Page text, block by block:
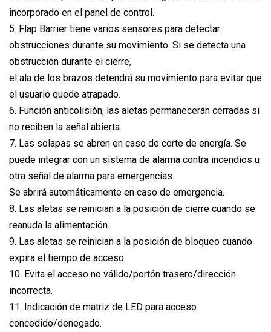
incorporado en el panel de control.
5. Flap Barrier tiene varios sensores para detectar
obstrucciones durante su movimiento. Si se detecta una
obstrucción durante el cierre,
el ala de los brazos detendrá su movimiento para evitar que
el usuario quede atrapado.
6. Función anticolisión, las aletas permanecerán cerradas si
no reciben la señal abierta.
7. Las solapas se abren en caso de corte de energía. Se
puede integrar con un sistema de alarma contra incendios u
otra señal de alarma para emergencias.
Se abrirá automáticamente en caso de emergencia.
8. Las aletas se reinician a la posición de cierre cuando se
reanuda la alimentación.
9. Las aletas se reinician a la posición de bloqueo cuando
expira el tiempo de acceso.
10. Evita el acceso no válido/portón trasero/dirección
incorrecta.
11. Indicación de matriz de LED para acceso
concedido/denegado.